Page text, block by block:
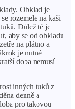
Obklad je
rozemele na kaši
Důležité je
aby se od obkladu
na plátno a
je nutné
doba nemusí
tuků z
denně a
pro takovou